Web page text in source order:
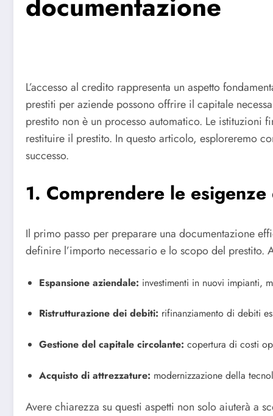
L’accesso al credito rappresenta un aspetto
prestiti per aziende possono offrire il capitale
prestito non è un processo automatico. Le istituzioni
restituire il prestito. In questo articolo, esploreremo
successo.
1. Comprendere le
Il primo passo per preparare una documentazione
definire l’importo necessario e lo scopo del
Espansione aziendale: investimenti in nuovi impianti,
Ristrutturazione dei debiti: rifinanziamento di debiti
Gestione del capitale circolante: copertura di costi
Acquisto di attrezzature: modernizzazione della
Avere chiarezza su questi aspetti non solo aiuterà a